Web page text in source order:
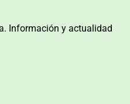
Información y actualidad